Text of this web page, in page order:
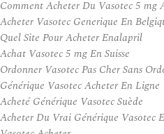
Comment Acheter Du Vasotec 5 mg
Acheter Vasotec Generique En
Quel Site Pour Acheter Enalapril
Achat Vasotec 5 mg En Suisse
Ordonner Vasotec Pas Cher Sans
Générique Vasotec Acheter En Ligne
Acheté Générique Vasotec Suède
Acheter Du Vrai Générique Vasotec